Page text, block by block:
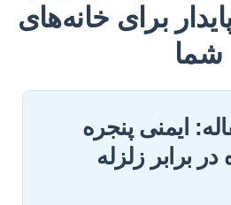
برای خانه‌های
شما
ایمنی پنجره
برابر زلزله